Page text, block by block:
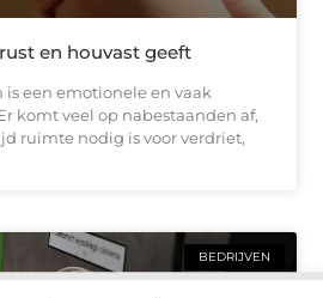
en houvast geeft
een emotionele en vaak
komt veel op nabestaanden af,
ruimte nodig is voor verdriet,
BEDRIJVEN